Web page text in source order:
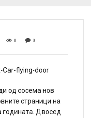
0 0
од сосема нов
страници на
годината. Двосед